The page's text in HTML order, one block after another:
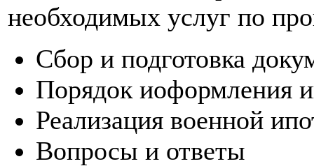
необходимых услуг по
Сбор и подготовка
Порядок иоформления
Реализация военной
Вопросы и ответы